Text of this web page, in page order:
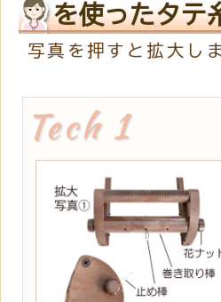
を使ったタテ
写真を押すと拡大し